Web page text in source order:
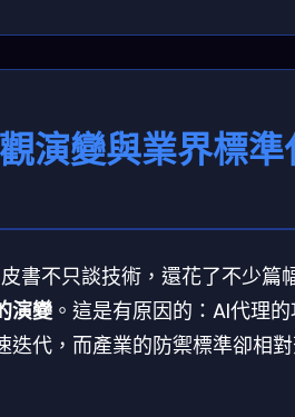
演變與業界標準
書不只談技術，還花了不少篇
演變。這是有原因的：AI代理
迭代，而產業的防禦標準卻相